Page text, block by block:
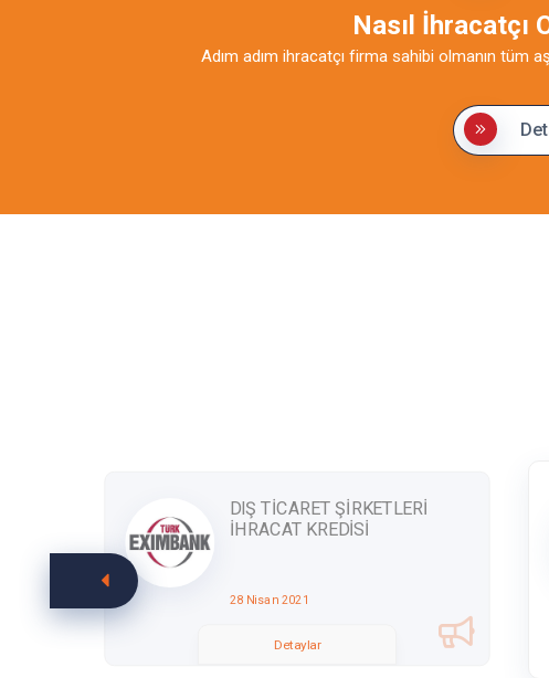
Nasıl İhracatçı
Adım adım ihracatçı firma sahibi olmanın tüm
DIŞ TİCARET ŞİRKETLERİ
İHRACAT KREDİSİ
28 Nisan 2021
Detaylar